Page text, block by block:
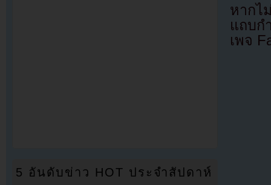
หากไ
แถบก
เพจ
5 อันดับข่าว HOT ประจำสัปดาห์